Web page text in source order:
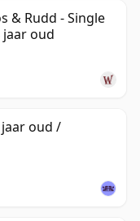
& Rudd - Single
jaar oud
oud /